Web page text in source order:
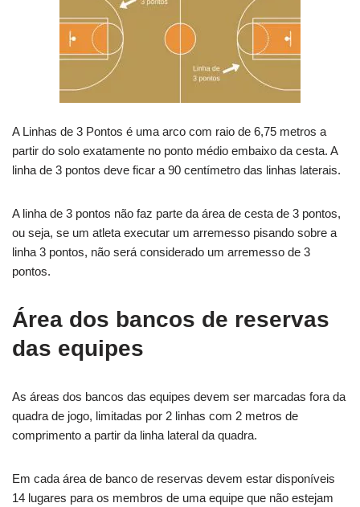
A Linhas de 3 Pontos é uma arco com raio de 6,75 metros a
partir do solo exatamente no ponto médio embaixo da cesta. A
linha de 3 pontos deve ficar a 90 centímetro das linhas laterais.
A linha de 3 pontos não faz parte da área de cesta de 3 pontos,
ou seja, se um atleta executar um arremesso pisando sobre a
linha 3 pontos, não será considerado um arremesso de 3
pontos.
Área dos bancos de reservas
das equipes
As áreas dos bancos das equipes devem ser marcadas fora da
quadra de jogo, limitadas por 2 linhas com 2 metros de
comprimento a partir da linha lateral da quadra.
Em cada área de banco de reservas devem estar disponíveis
14 lugares para os membros de uma equipe que não estejam